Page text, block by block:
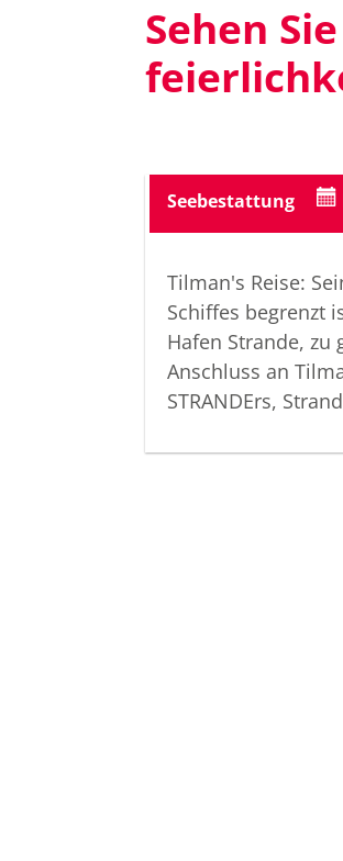
Sehen
Seebestattung
Tilman's Reise:
Schiffes begrenzt
Hafen Strande,
Anschluss an
STRANDErs,